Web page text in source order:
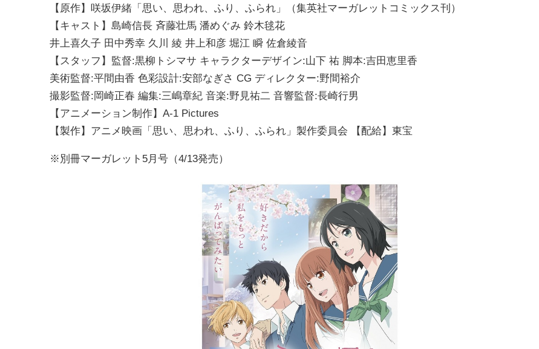
【原作】咲坂伊緒「思い、思われ、ふり、ふられ」（集英社マーガレットコミックス刊）
【キャスト】島崎信長 斉藤壮馬 潘めぐみ 鈴木毬花
井上喜久子 田中秀幸 久川 綾 井上和彦 堀江 瞬 佐倉綾音
【スタッフ】監督:黒柳トシマサ キャラクターデザイン:山下 祐 脚本:吉田恵里香
美術監督:平間由香 色彩設計:安部なぎさ CG ディレクター:野間裕介
撮影監督:岡崎正春 編集:三嶋章紀 音楽:野見祐二 音響監督:長崎行男
【アニメーション制作】A-1 Pictures
【製作】アニメ映画「思い、思われ、ふり、ふられ」製作委員会 【配給】東宝
※別冊マーガレット5月号（4/13発売）